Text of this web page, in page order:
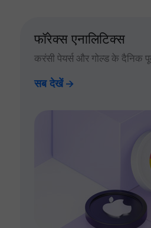
फॉरेक्स एनालिटिक्स
करंसी पेयर्स और गोल्ड के दैनिक
सब देखें